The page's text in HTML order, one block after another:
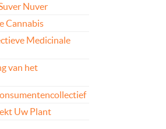
Nuver
Cannabis
Medicinale
van het
Uw Plant